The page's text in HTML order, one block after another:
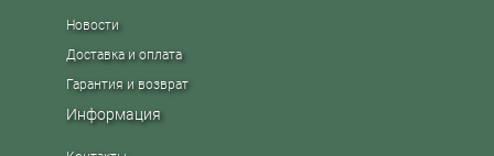
Новости
Доставка и оплата
Гарантия и возврат
Информация